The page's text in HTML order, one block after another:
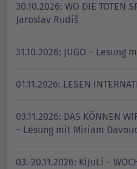
30.10.2026: WO DIE TOTEN
Jaroslav Rudiš
31.10.2026: JUGO – Lesung
01.11.2026: LESEN
03.11.2026: DAS KÖNNEN
– Lesung mit Miriam
03.-20.11.2026: KiJuLi –